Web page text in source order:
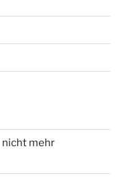
nicht mehr